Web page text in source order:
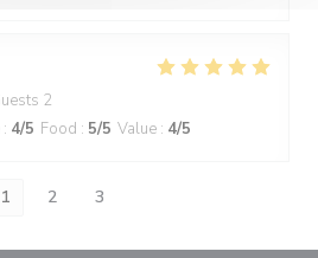
2
: 4/5 Food : 5/5 Value : 4/5
1 2 3